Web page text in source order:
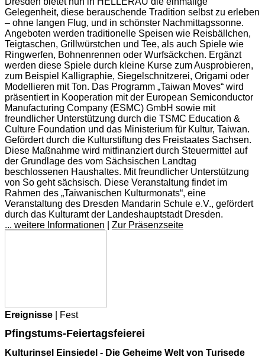
Gelegenheit, diese berauschende Tradition selbst zu erleben
– ohne langen Flug, und in schönster Nachmittagssonne.
Angeboten werden traditionelle Speisen wie Reisbällchen,
Teigtaschen, Grillwürstchen und Tee, als auch Spiele wie
Ringwerfen, Bohnenrennen oder Wurfsäckchen. Ergänzt
werden diese Spiele durch kleine Kurse zum Ausprobieren,
zum Beispiel Kalligraphie, Siegelschnitzerei, Origami oder
Modellieren mit Ton. Das Programm „Taiwan Moves“ wird
präsentiert in Kooperation mit der European Semiconductor
Manufacturing Company (ESMC) GmbH sowie mit
freundlicher Unterstützung durch die TSMC Education &
Culture Foundation und das Ministerium für Kultur, Taiwan.
Gefördert durch die Kulturstiftung des Freistaates Sachsen.
Diese Maßnahme wird mitfinanziert durch Steuermittel auf
der Grundlage des vom Sächsischen Landtag
beschlossenen Haushaltes. Mit freundlicher Unterstützung
von So geht sächsisch. Diese Veranstaltung findet im
Rahmen des „Taiwanischen Kulturmonats“, eine
Veranstaltung des Dresden Mandarin Schule e.V., gefördert
durch das Kulturamt der Landeshauptstadt Dresden.
... weitere Informationen
Zur Präsenzseite
Ereignisse | Fest
Pfingstums-Feiertagsfeierei
Kulturinsel Einsiedel - Die Geheime Welt von Turisede